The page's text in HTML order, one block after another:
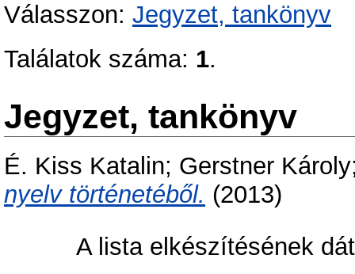
Válasszon: Jegyzet, tankönyv
Találatok száma: 1.
Jegyzet, tankönyv
É. Kiss Katalin; Gerstner Károly
nyelv történetéből. (2013)
A lista elkészítésének